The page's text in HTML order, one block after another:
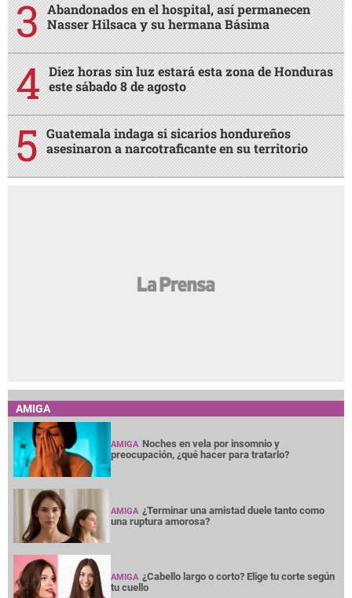
Abandonados en el hospital, así permanecen
Nasser Hilsaca y su hermana Básima
Diez horas sin luz estará esta zona de Honduras
este sábado 8 de agosto
Guatemala indaga si sicarios hondureños
asesinaron a narcotraficante en su territorio
AMIGA
AMIGA Noches en vela por insomnio y
preocupación, ¿qué hacer para tratarlo?
AMIGA ¿Terminar una amistad duele tanto como
una ruptura amorosa?
AMIGA ¿Cabello largo o corto? Elige tu corte según
tu cuello